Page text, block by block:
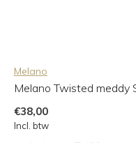
Melano
Melano Twisted meddy
€38,00
Incl. btw